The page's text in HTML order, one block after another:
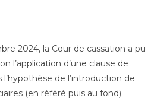
2024, la Cour de cassation a pu
l’application d’une clause de
de l’introduction de
(en référé puis au fond).